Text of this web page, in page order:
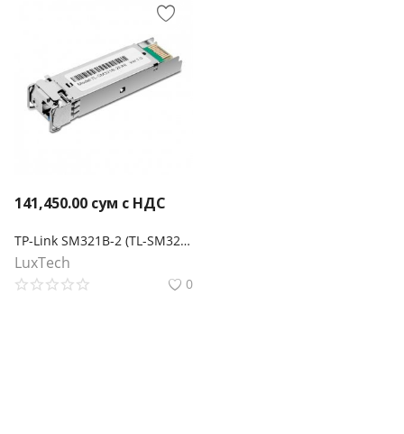
141,450.00 сум с НДС
TP-Link SM321B-2 (TL-SM321B-2) Двунаправленный SFP‑модуль WDM 1000Base-BX
LuxTech
0